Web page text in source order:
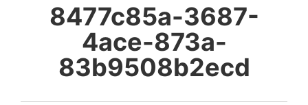
8477c85a-3687-
4ace-873a-
83b9508b2ecd